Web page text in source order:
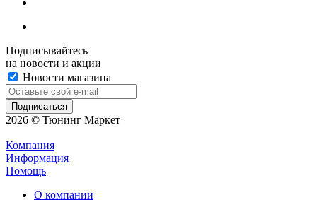
Подписывайтесь
на новости и акции
Новости магазина
2026 © Тюнинг Маркет
Компания
Информация
Помощь
О компании